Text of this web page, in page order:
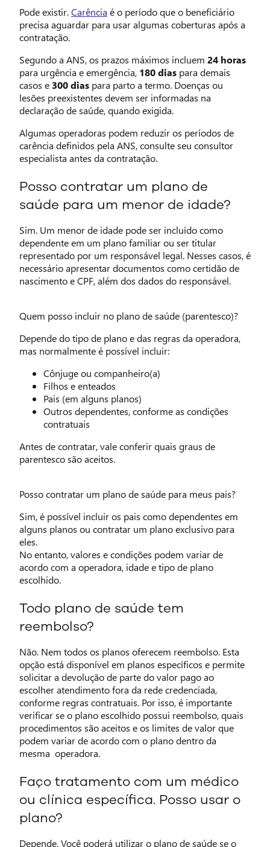
Pode existir.Carência é o período que o beneficiário
precisa aguardar para usar algumas coberturas após a
contratação.
Segundo a ANS, os prazos máximos incluem 24 horas
para urgência e emergência, 180 dias para demais
casos e 300 dias para parto a termo. Doenças ou
lesões preexistentes devem ser informadas na
declaração de saúde, quando exigida.
Algumas operadoras podem reduzir os períodos de
carência definidos pela ANS, consulte seu consultor
especialista antes da contratação.
Posso contratar um plano de
saúde para um menor de idade?
Sim. Um menor de idade pode ser incluído como
dependente em um plano familiar ou ser titular
representado por um responsável legal. Nesses casos, é
necessário apresentar documentos como certidão de
nascimento e CPF, além dos dados do responsável.
Quem posso incluir no plano de saúde (parentesco)?
Depende do tipo de plano e das regras da operadora,
mas normalmente é possível incluir:
Cônjuge ou companheiro(a)
Filhos e enteados
Pais (em alguns planos)
Outros dependentes, conforme as condições
contratuais
Antes de contratar, vale conferir quais graus de
parentesco são aceitos.
Posso contratar um plano de saúde para meus pais?
Sim, é possível incluir os pais como dependentes em
alguns planos ou contratar um plano exclusivo para
eles.
No entanto, valores e condições podem variar de
acordo com a operadora, idade e tipo de plano
escolhido.
Todo plano de saúde tem
reembolso?
Não. Nem todos os planos oferecem reembolso. Esta
opção está disponível em planos específicos e permite
solicitar a devolução de parte do valor pago ao
escolher atendimento fora da rede credenciada,
conforme regras contratuais. Por isso, é importante
verificar se o plano escolhido possui reembolso, quais
procedimentos são aceitos e os limites de valor que
podem variar de acordo com o plano dentro da
mesma operadora.
Faço tratamento com um médico
ou clínica específica. Posso usar o
plano?
Depende. Você poderá utilizar o plano de saúde se o